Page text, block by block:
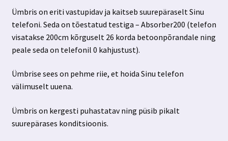
Ümbris on eriti vastupidav ja kaitseb suurepäraselt Sinu
telefoni. Seda on tõestatud testiga – Absorber200 (telefon
visatakse 200cm kõrguselt 26 korda betoonpõrandale ning
peale seda on telefonil 0 kahjustust).
Ümbrise sees on pehme riie, et hoida Sinu telefon
välimuselt uuena.
Ümbris on kergesti puhastatav ning püsib pikalt
suurepärases konditsioonis.